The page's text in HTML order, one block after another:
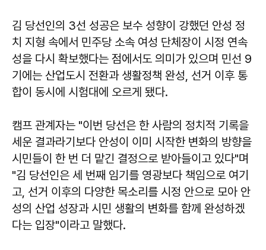
김 당선인의 3선 성공은 보수 성향이 강했던 안성 정
치 지형 속에서 민주당 소속 여성 단체장이 시정 연속
성을 다시 확보했다는 점에서도 의미가 있으며 민선 9
기에는 산업도시 전환과 생활정책 완성, 선거 이후 통
합이 동시에 시험대에 오르게 됐다.
캠프 관계자는 "이번 당선은 한 사람의 정치적 기록을
세운 결과라기보다 안성이 이미 시작한 변화의 방향을
시민들이 한 번 더 맡긴 결정으로 받아들이고 있다"며
"김 당선인은 세 번째 임기를 영광보다 책임으로 여기
고, 선거 이후의 다양한 목소리를 시정 안으로 모아 안
성의 산업 성장과 시민 생활의 변화를 함께 완성하겠
다는 입장"이라고 말했다.